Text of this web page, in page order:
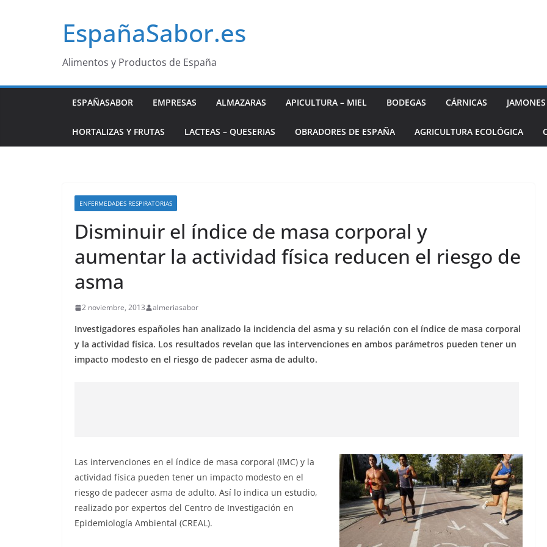
EspañaSabor.es
Alimentos y Productos de España
ESPAÑASABOR EMPRESAS ALMAZARAS APICULTURA – MIEL BODEGAS CÁRNICAS
HORTALIZAS Y FRUTAS LACTEAS – QUESERIAS OBRADORES DE ESPAÑA AGRICULTURA ECOLÓGICA
ENFERMEDADES RESPIRATORIAS
Disminuir el índice de masa corporal y
aumentar la actividad física reducen el riesgo de
asma
2 noviembre, 2013 almeriasabor
Investigadores españoles han analizado la incidencia del asma y su relación con el índice de masa corporal
y la actividad física. Los resultados revelan que las intervenciones en ambos parámetros pueden tener un
impacto modesto en el riesgo de padecer asma de adulto.
Las intervenciones en el índice de masa corporal (IMC) y la
actividad física pueden tener un impacto modesto en el
riesgo de padecer asma de adulto. Así lo indica un estudio,
realizado por expertos del Centro de Investigación en
Epidemiología Ambiental (CREAL).